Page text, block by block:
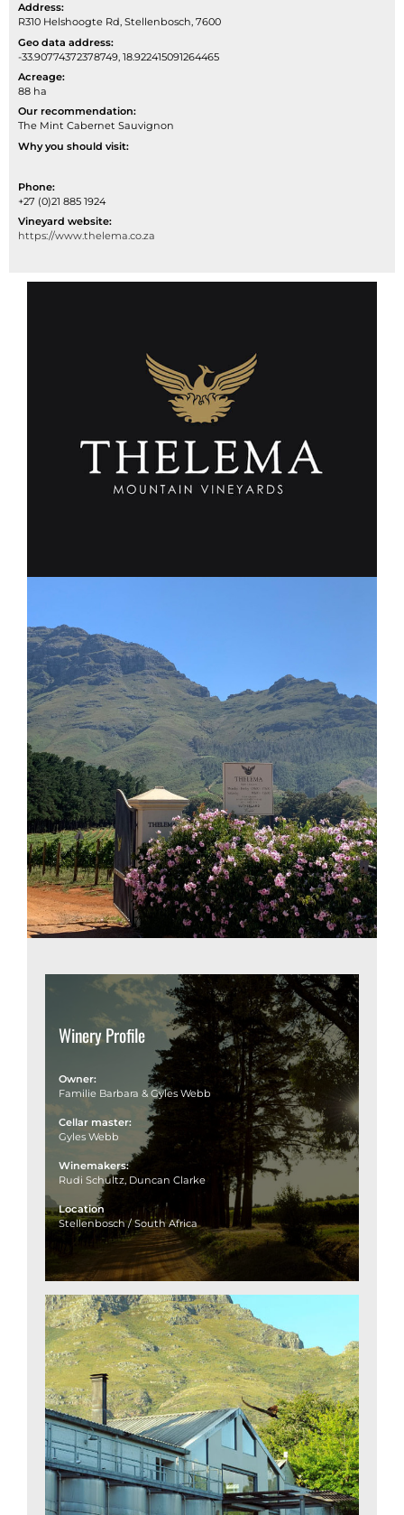
Address:
R310 Helshoogte Rd, Stellenbosch, 7600
Geo data address:
-33.90774372378749, 18.922415091264465
Acreage:
88 ha
Our recommendation:
The Mint Cabernet Sauvignon
Why you should visit:
Phone:
+27 (0)21 885 1924
Vineyard website:
https://www.thelema.co.za
Winery Profile
Owner:
Familie Barbara & Gyles Webb
Cellar master:
Gyles Webb
Winemakers:
Rudi Schultz, Duncan Clarke
Location
Stellenbosch / South Africa